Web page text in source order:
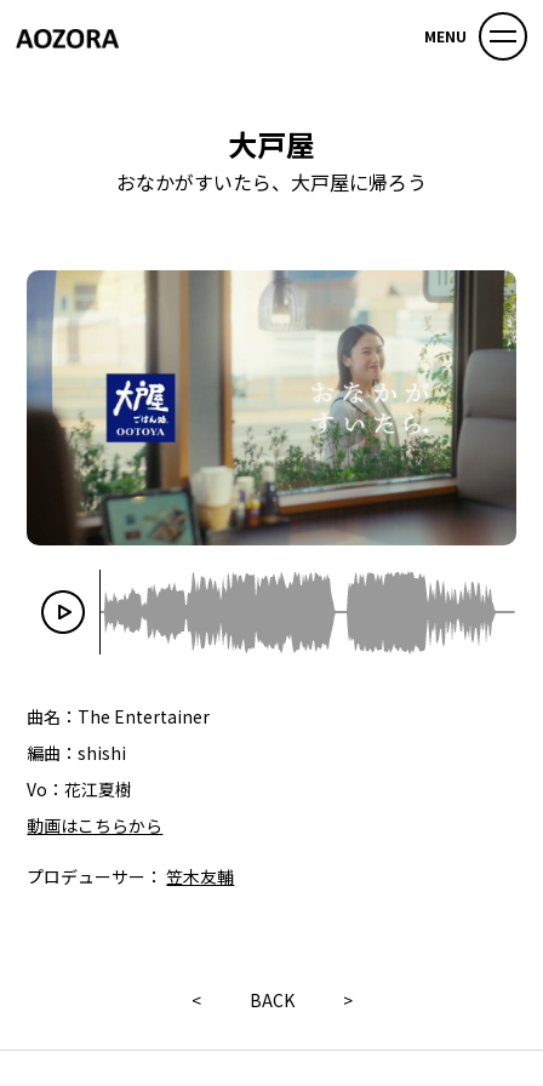
MENU
大戸屋
おなかがすいたら、大戸屋に帰ろう
曲名：The Entertainer
編曲：shishi
Vo：花江夏樹
動画はこちらから
プロデューサー：笠木友輔
< BACK >